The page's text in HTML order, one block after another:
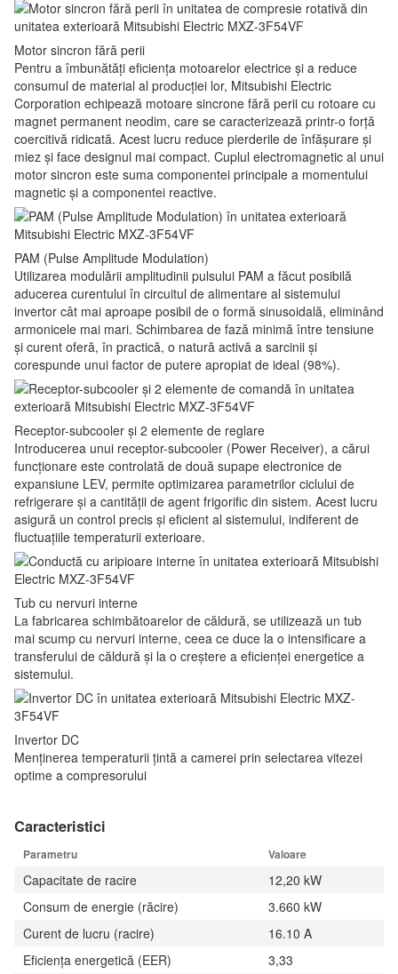
Motor sincron fără perii
Pentru a îmbunătăți eficiența motoarelor electrice și a reduce
consumul de material al producției lor, Mitsubishi Electric
Corporation echipează motoare sincrone fără perii cu rotoare cu
magnet permanent neodim, care se caracterizează printr-o forță
coercitivă ridicată. Acest lucru reduce pierderile de înfășurare și
miez și face designul mai compact. Cuplul electromagnetic al unui
motor sincron este suma componentei principale a momentului
magnetic și a componentei reactive.
PAM (Pulse Amplitude Modulation)
Utilizarea modulării amplitudinii pulsului PAM a făcut posibilă
aducerea curentului în circuitul de alimentare al sistemului
invertor cât mai aproape posibil de o formă sinusoidală, eliminând
armonicele mai mari. Schimbarea de fază minimă între tensiune
și curent oferă, în practică, o natură activă a sarcinii și
corespunde unui factor de putere apropiat de ideal (98%).
Receptor-subcooler și 2 elemente de reglare
Introducerea unui receptor-subcooler (Power Receiver), a cărui
funcționare este controlată de două supape electronice de
expansiune LEV, permite optimizarea parametrilor ciclului de
refrigerare și a cantității de agent frigorific din sistem. Acest lucru
asigură un control precis și eficient al sistemului, indiferent de
fluctuațiile temperaturii exterioare.
Tub cu nervuri interne
La fabricarea schimbătoarelor de căldură, se utilizează un tub
mai scump cu nervuri interne, ceea ce duce la o intensificare a
transferului de căldură și la o creștere a eficienței energetice a
sistemului.
Invertor DC
Menținerea temperaturii țintă a camerei prin selectarea vitezei
optime a compresorului
Caracteristici
Parametru Valoare
Capacitate de racire
12,20 kW
Consum de energie (răcire)
3.660 kW
Curent de lucru (racire)
16.10 A
Eficiența energetică (EER)
3,33